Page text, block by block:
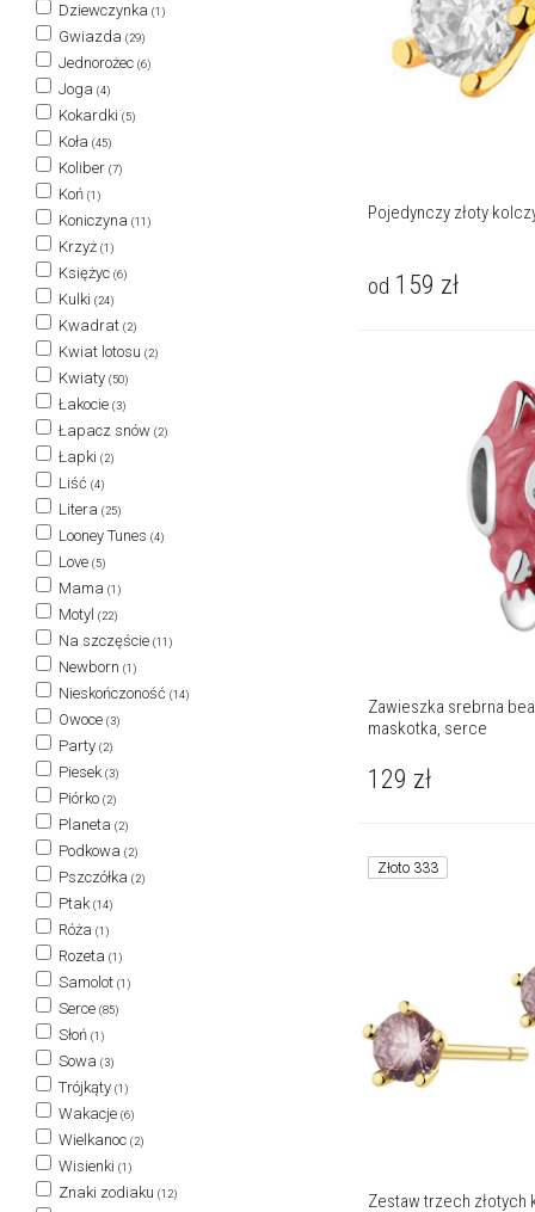
Dziewczynka (1)
Gwiazda (29)
Jednorożec (6)
Joga (4)
Kokardki (5)
Koła (45)
Koliber (7)
Koń (1)
Koniczyna (11)
Krzyż (1)
Księżyc (6)
Kulki (24)
Kwadrat (2)
Kwiat lotosu (2)
Kwiaty (50)
Łakocie (3)
Łapacz snów (2)
Łapki (2)
Liść (4)
Litera (25)
Looney Tunes (4)
Love (5)
Mama (1)
Motyl (22)
Na szczęście (11)
Newborn (1)
Nieskończoność (14)
Owoce (3)
Party (2)
Piesek (3)
Piórko (2)
Planeta (2)
Podkowa (2)
Pszczółka (2)
Ptak (14)
Róża (1)
Rozeta (1)
Samolot (1)
Serce (85)
Słoń (1)
Sowa (3)
Trójkąty (1)
Wakacje (6)
Wielkanoc (2)
Wisienki (1)
Znaki zodiaku (12)
Pojedynczy złoty
od 159 zł
Zawieszka srebrna
maskotka, serce
129 zł
Złoto 333
Zestaw trzech